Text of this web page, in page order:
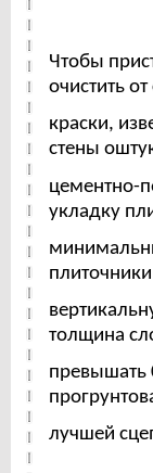
Чтобы
очистить
краски,
стены
цементно-
укладку
толщина
превышать
лучшей